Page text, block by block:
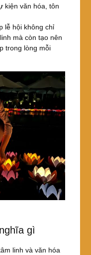
kiện văn hóa, tôn
lễ hội không chỉ
mà còn tạo nên
trong lòng mỗi
gì
linh và văn hóa